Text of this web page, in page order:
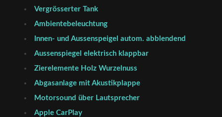
Vergrösserter Tank
Ambientebeleuchtung
Innen- und Aussenspeigel autom. abblendend
Aussenspiegel elektrisch klappbar
Zierelemente Holz Wurzelnuss
Abgasanlage mit Akustikplappe
Motorsound über Lautsprecher
Apple CarPlay